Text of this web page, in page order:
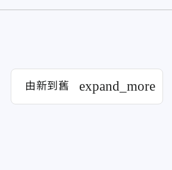
由新到舊 expand_more